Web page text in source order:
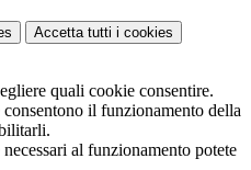
Accetta tutti i cookies
quali cookie consentire.
il funzionamento della
al funzionamento potete